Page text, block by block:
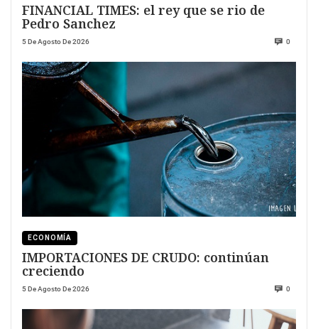
FINANCIAL TIMES: el rey que se rio de
Pedro Sanchez
5 De Agosto De 2026 0
ECONOMÍA
IMPORTACIONES DE CRUDO: continúan
creciendo
5 De Agosto De 2026 0